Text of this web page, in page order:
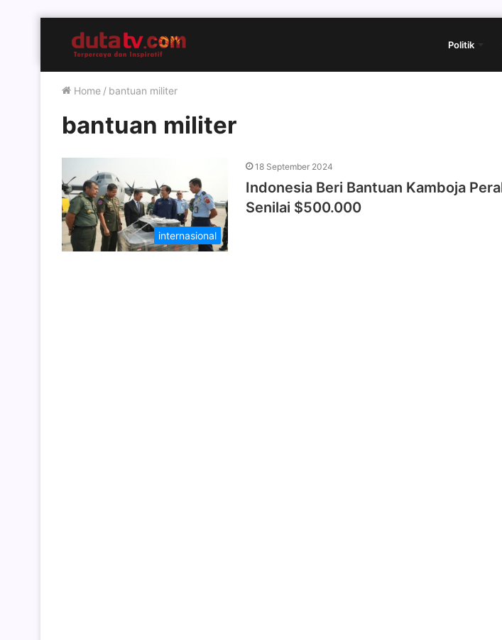
Politik
Home / bantuan militer
bantuan militer
internasional
18 September 2024
Indonesia Beri Bantuan Kamboja
Senilai $500.000